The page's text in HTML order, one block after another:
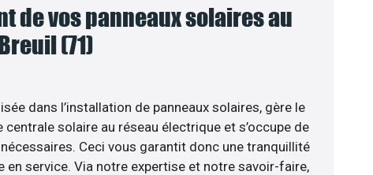
de vos panneaux solaires au
(71)
dans l’installation de panneaux solaires, gère le
solaire au réseau électrique et s’occupe de
Ceci vous garantit donc une tranquillité
en service. Via notre expertise et notre savoir-faire,